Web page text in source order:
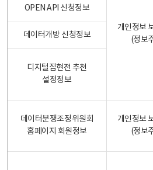
개인정보
(정보
OPEN API 신청정보
데이터개방 신청정보
디지털집현전 추천
설정정보
데이터분쟁조정위원회
홈페이지 회원정보
개인정보
(정보